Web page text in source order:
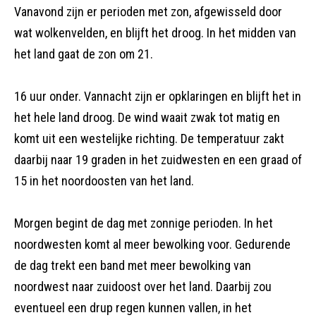
Vanavond zijn er perioden met zon, afgewisseld door
wat wolkenvelden, en blijft het droog. In het midden van
het land gaat de zon om 21.
16 uur onder. Vannacht zijn er opklaringen en blijft het in
het hele land droog. De wind waait zwak tot matig en
komt uit een westelijke richting. De temperatuur zakt
daarbij naar 19 graden in het zuidwesten en een graad of
15 in het noordoosten van het land.
Morgen begint de dag met zonnige perioden. In het
noordwesten komt al meer bewolking voor. Gedurende
de dag trekt een band met meer bewolking van
noordwest naar zuidoost over het land. Daarbij zou
eventueel een drup regen kunnen vallen, in het